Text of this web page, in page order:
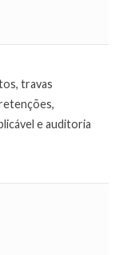
travas
e auditoria